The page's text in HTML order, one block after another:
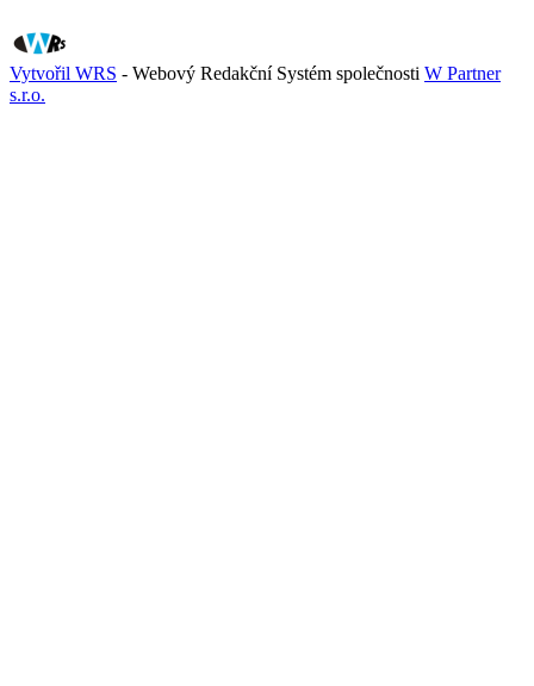
Vytvořil WRS - Webový Redakční Systém společnosti W Partner
s.r.o.